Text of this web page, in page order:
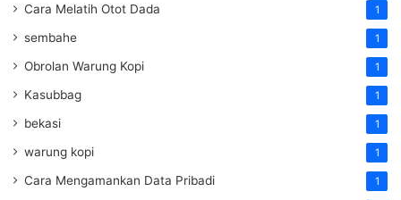
Cara Melatih Otot Dada 1
sembahe 1
Obrolan Warung Kopi 1
Kasubbag 1
bekasi 1
warung kopi 1
Cara Mengamankan Data Pribadi 1